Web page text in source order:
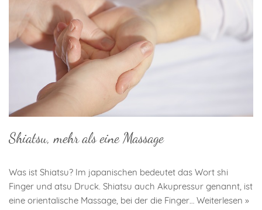
Shiatsu, mehr als eine Massage
Was ist Shiatsu? Im japanischen bedeutet das Wort shi
Finger und atsu Druck. Shiatsu auch Akupressur genannt, ist
eine orientalische Massage, bei der die Finger… Weiterlesen »